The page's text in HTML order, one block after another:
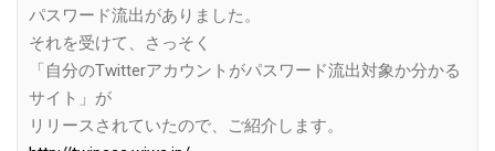
パスワード流出がありました。
それを受けて、さっそく
「自分のTwitterアカウントがパスワード流出対象か分かる
サイト」が
リリースされていたので、ご紹介します。